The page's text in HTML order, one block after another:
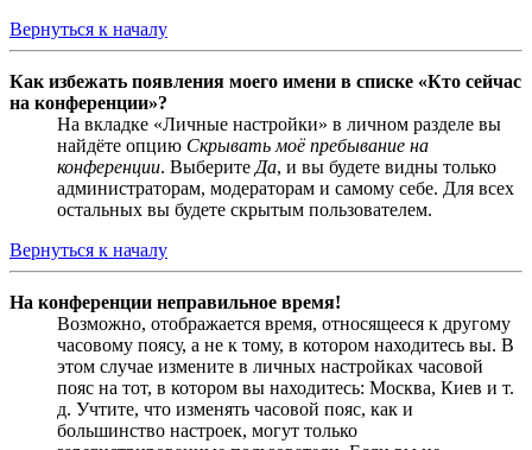
Вернуться к началу
Как избежать появления моего имени в списке «Кто сейчас
на конференции»?
На вкладке «Личные настройки» в личном разделе вы
найдёте опцию Скрывать моё пребывание на
конференции. Выберите Да, и вы будете видны только
администраторам, модераторам и самому себе. Для всех
остальных вы будете скрытым пользователем.
Вернуться к началу
На конференции неправильное время!
Возможно, отображается время, относящееся к другому
часовому поясу, а не к тому, в котором находитесь вы. В
этом случае измените в личных настройках часовой
пояс на тот, в котором вы находитесь: Москва, Киев и т.
д. Учтите, что изменять часовой пояс, как и
большинство настроек, могут только